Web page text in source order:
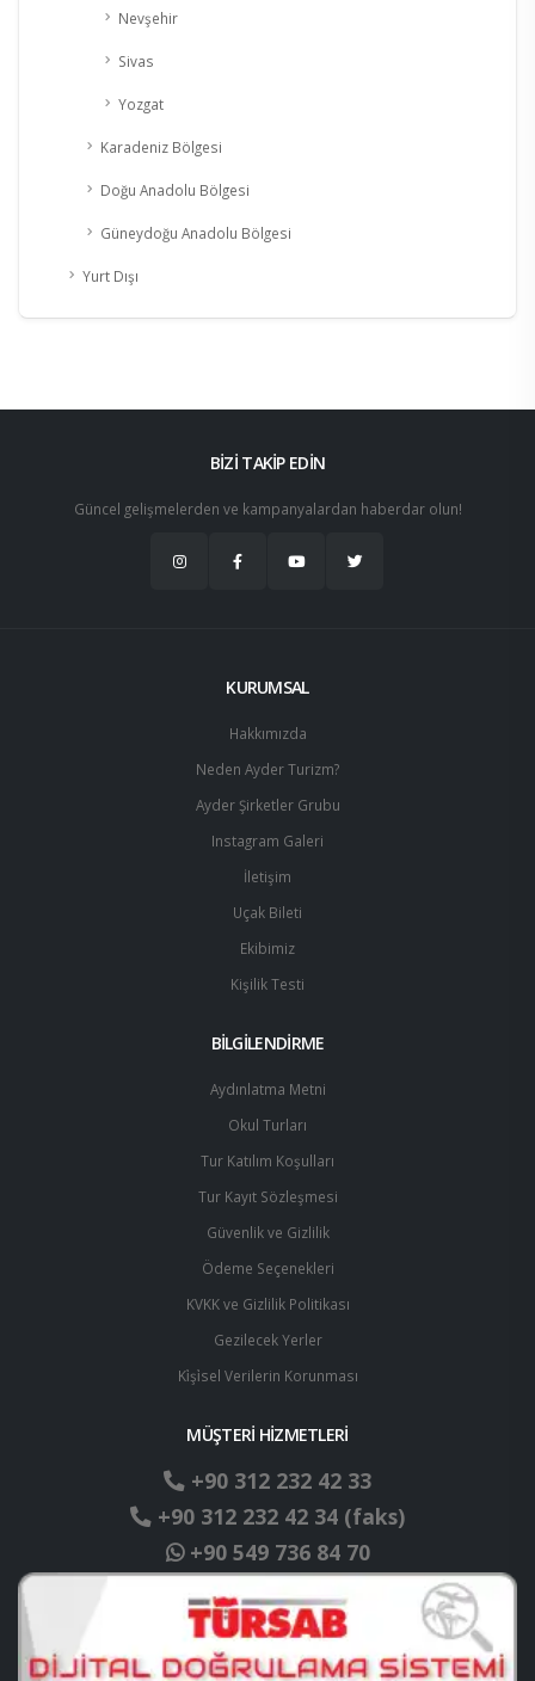
Nevşehir
Sivas
Yozgat
Karadeniz Bölgesi
Doğu Anadolu Bölgesi
Güneydoğu Anadolu Bölgesi
Yurt Dışı
BİZİ TAKİP EDİN
Güncel gelişmelerden ve kampanyalardan haberdar olun!
KURUMSAL
Hakkımızda
Neden Ayder Turizm?
Ayder Şirketler Grubu
Instagram Galeri
İletişim
Uçak Bileti
Ekibimiz
Kişilik Testi
BİLGİLENDİRME
Aydınlatma Metni
Okul Turları
Tur Katılım Koşulları
Tur Kayıt Sözleşmesi
Güvenlik ve Gizlilik
Ödeme Seçenekleri
KVKK ve Gizlilik Politikası
Gezilecek Yerler
Ki̇şi̇sel Verilerin Korunması
MÜŞTERİ HİZMETLERİ
+90 312 232 42 33
+90 312 232 42 34 (faks)
+90 549 736 84 70